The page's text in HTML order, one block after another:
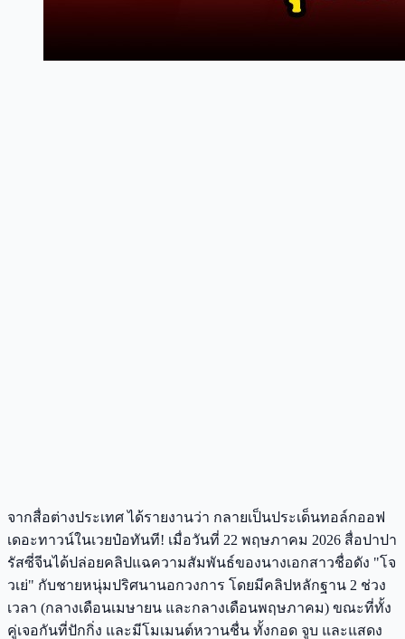
จากสื่อต่างประเทศ ได้รายงานว่า กลายเป็นประเด็นทอล์กออฟ
เดอะทาวน์ในเวยป๋อทันที! เมื่อวันที่ 22 พฤษภาคม 2026 สื่อปาปา
รัสซี่จีนได้ปล่อยคลิปแฉความสัมพันธ์ของนางเอกสาวชื่อดัง "โจ
วเย่" กับชายหนุ่มปริศนานอกวงการ โดยมีคลิปหลักฐาน 2 ช่วง
เวลา (กลางเดือนเมษายน และกลางเดือนพฤษภาคม) ขณะที่ทั้ง
คู่เจอกันที่ปักกิ่ง และมีโมเมนต์หวานชื่น ทั้งกอด จูบ และแสดง